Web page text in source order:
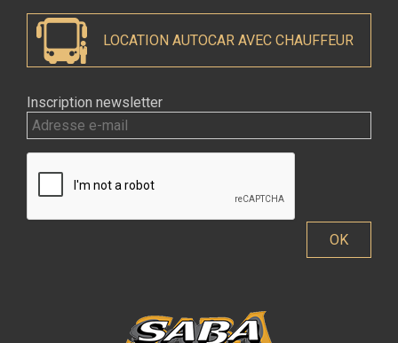
LOCATION AUTOCAR AVEC CHAUFFEUR
Inscription newsletter